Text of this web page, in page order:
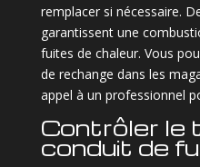
remplacer si nécessaire.
garantissent une
fuites de chaleur. Vous
de rechange dans les
appel à un professionnel
Contrôler le
conduit de